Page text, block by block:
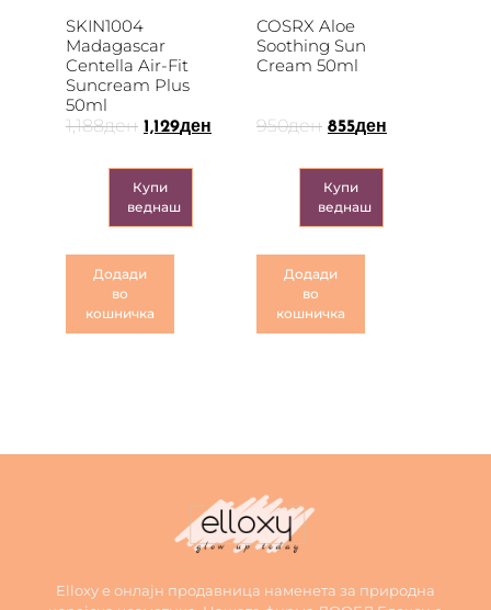
SKIN1004
Madagascar
Centella Air-Fit
Suncream Plus
50ml
1,188ден 1,129ден
Купи
веднаш
Додади
во
кошничка
COSRX Aloe
Soothing Sun
Cream 50ml
950ден 855ден
Купи
веднаш
Додади
во
кошничка
Elloxy е онлајн продавница наменета за природна